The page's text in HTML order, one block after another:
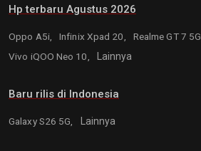
Hp terbaru Agustus 2026
Oppo A5i, Infinix Xpad 20, Realme GT 7 5G,
Vivo iQOO Neo 10,
Lainnya
Baru rilis di Indonesia
Galaxy S26 5G, Lainnya